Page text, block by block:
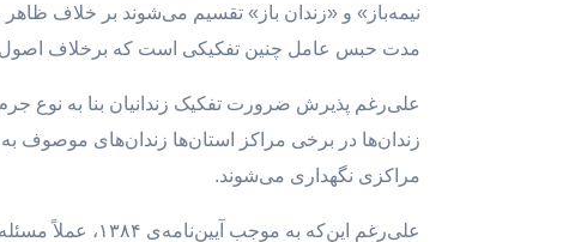
مدت حبس عامل چنین تفکیکی است که برخلاف
علی‌رغم پذیرش ضرورت تفکیک زندانیان بنا به نوع
زندان‌ها در برخی مراکز استان‌ها زندان‌های موصوف به
مراکزی نگهداری می‌شوند.
علی‌رغم این‌که